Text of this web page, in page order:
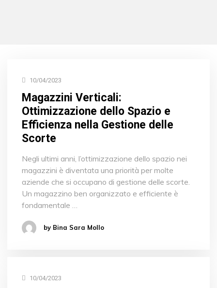
10/04/2023
Magazzini Verticali:
Ottimizzazione dello Spazio e
Efficienza nella Gestione delle
Scorte
Negli ultimi anni, l’ottimizzazione dello spazio nei
magazzini è diventata una priorità per molte
aziende che si occupano di gestione delle scorte.
Un magazzino ben organizzato e efficiente è
fondamentale …
by Bina Sara Mollo
10/04/2023